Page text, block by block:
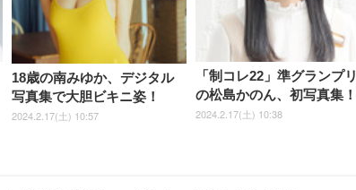
18歳の南みゆか、デジタル
写真集で大胆ビキニ姿！
2024.2.17(土) 10:57
「制コレ22」準グランプリ
の松島かのん、初写真集！
2024.2.17(土) 10:38